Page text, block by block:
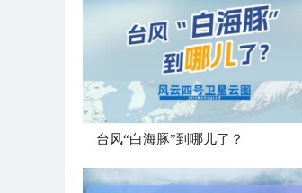
台风“白海豚”到哪儿了？